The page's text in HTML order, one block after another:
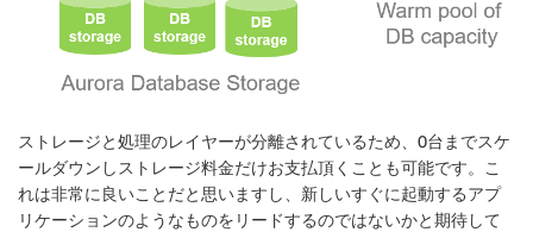
ストレージと処理のレイヤーが分離されているため、0台までスケ
ールダウンしストレージ料金だけお支払頂くことも可能です。こ
れは非常に良いことだと思いますし、新しいすぐに起動するアプ
リケーションのようなものをリードするのではないかと期待して